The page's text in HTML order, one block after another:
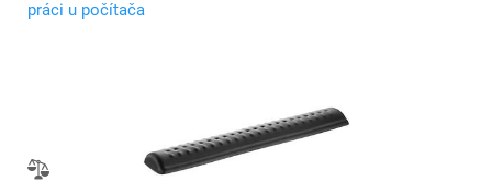
práci u počítača